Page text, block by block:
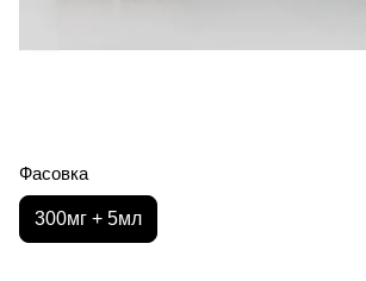
Фасовка
300мг + 5мл